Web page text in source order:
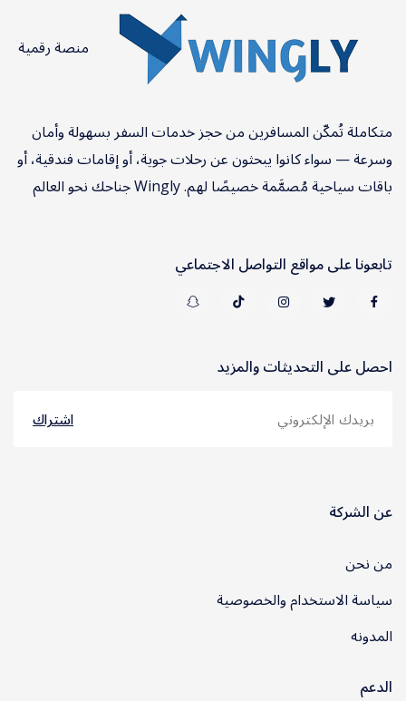
منصة رقمية
متكاملة تُمكّن المسافرين من حجز خدمات السفر بسهولة وأمان
وسرعة — سواء كانوا يبحثون عن رحلات جوية، أو إقامات فندقية، أو
باقات سياحية مُصمَّمة خصيصًا لهم. Wingly جناحك نحو العالم
تابعونا على مواقع التواصل الاجتماعي
احصل على التحديثات والمزيد
اشتراك
عن الشركة
من نحن
سياسة الاستخدام والخصوصية
المدونه
الدعم